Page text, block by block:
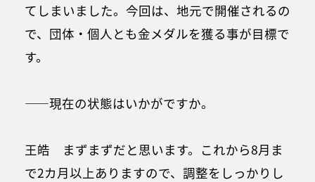
てしまいました。今回は、地元で開催されるの
で、団体・個人とも金メダルを獲る事が目標で
す。
――現在の状態はいかがですか。
王皓 まずまずだと思います。これから8月ま
で2カ月以上ありますので、調整をしっかりし